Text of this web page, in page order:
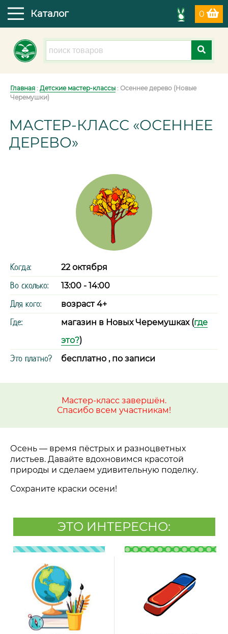
0
Каталог
Главная : Детские мастер-классы : Осеннее дерево (Новые
Черемушки)
МАСТЕР-КЛАСС «ОСЕННЕЕ
ДЕРЕВО»
Когда: 22 октября
Во сколько: 13:00 - 14:00
Для кого: возраст 4+
Где: магазин в Новых Черемушках (где
это?)
Это платно? бесплатно , по записи
Мастер-класс завершён.
Спасибо всем участникам!
Осень — время пёстрых и разноцветных
листьев. Давайте вдохновимся красотой
природы и сделаем удивительную поделку.
Сохраните краски осени!
ЭТО ИНТЕРЕСНО: